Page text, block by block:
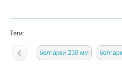
Теги:
болгарки 230 мм